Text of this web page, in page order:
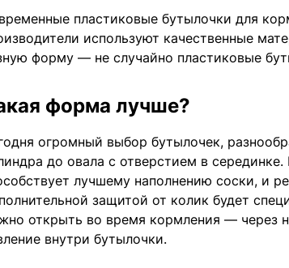
пластиковые бутылочки для
используют качественные
форму — не случайно пластиковые
форма лучше?
огромный выбор бутылочек,
до овала с отверстием в
лучшему наполнению соски, и
защитой от колик будет
открыть во время кормления — через
внутри бутылочки.